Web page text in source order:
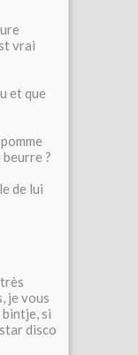
vrai
et que
?
de lui
je vous
si
disco